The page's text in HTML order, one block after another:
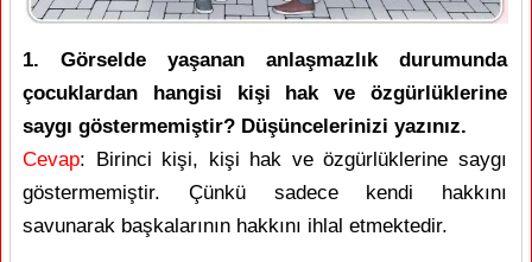
1. Görselde yaşanan anlaşmazlık durumunda
çocuklardan hangisi kişi hak ve özgürlüklerine
saygı göstermemiştir? Düşüncelerinizi yazınız.
Cevap: Birinci kişi, kişi hak ve özgürlüklerine saygı
göstermemiştir. Çünkü sadece kendi hakkını
savunarak başkalarının hakkını ihlal etmektedir.